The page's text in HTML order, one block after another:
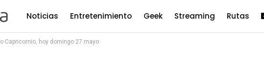
Noticias Entretenimiento Geek Streaming Rutas
Capricornio, hoy domingo 27 mayo